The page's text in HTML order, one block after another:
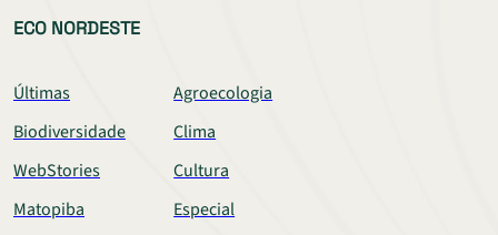
ECO NORDESTE
Últimas
Agroecologia
Biodiversidade
Clima
WebStories
Cultura
Matopiba
Especial